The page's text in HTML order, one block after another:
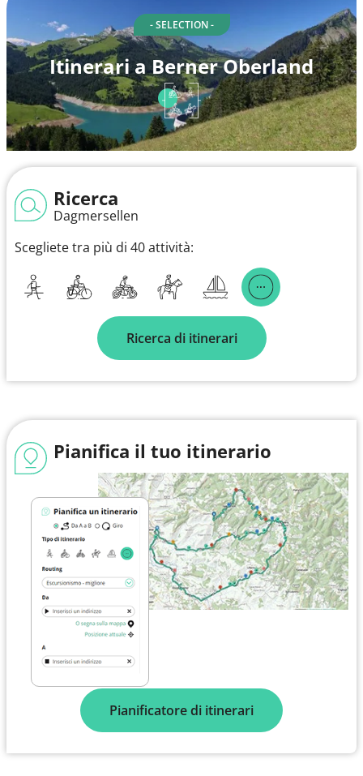
- SELECTION -
Itinerari a Berner Oberland
Ricerca
Dagmersellen
Scegliete tra più di 40 attività:
Ricerca di itinerari
Pianifica il tuo itinerario
Pianificatore di itinerari